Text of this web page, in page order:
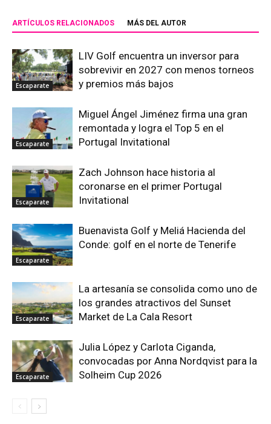
ARTÍCULOS RELACIONADOS MÁS DEL AUTOR
Escaparate
LIV Golf encuentra un inversor para
sobrevivir en 2027 con menos torneos
y premios más bajos
Escaparate
Miguel Ángel Jiménez firma una gran
remontada y logra el Top 5 en el
Portugal Invitational
Escaparate
Zach Johnson hace historia al
coronarse en el primer Portugal
Invitational
Escaparate
Buenavista Golf y Meliá Hacienda del
Conde: golf en el norte de Tenerife
Escaparate
La artesanía se consolida como uno de
los grandes atractivos del Sunset
Market de La Cala Resort
Escaparate
Julia López y Carlota Ciganda,
convocadas por Anna Nordqvist para la
Solheim Cup 2026